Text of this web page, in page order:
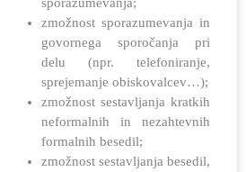
zmožnost sporazumevanja in
govornega sporočanja pri
delu (npr. telefoniranje,
sprejemanje obiskovalcev…);
zmožnost sestavljanja kratkih
neformalnih in nezahtevnih
formalnih besedil;
zmožnost sestavljanja besedil,